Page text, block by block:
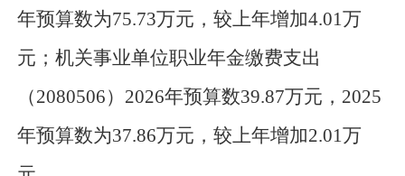
年预算数为75.73万元， 较上年增加4.01万
元 ；机关事业单位职业年金缴费支出
（2080506） 2026年预算数39.87万元， 2025
年预算数为37.86万元， 较上年增加2.01万